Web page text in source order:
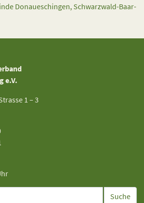
Donaueschingen, Schwarzwald-Baar-
e.V.
1 – 3